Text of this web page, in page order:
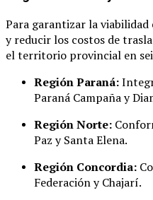
Para garantizar la
y reducir los costos de
el territorio provincial en
Región Paraná:
Paraná Campaña y
Región Norte:
Paz y Santa Elena.
Región Concordia:
Federación y Chajarí.